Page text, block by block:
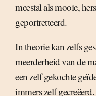
meestal als mooie,
geportretteerd.
In theorie kan zelfs
meerderheid van de
een zelf gekochte
immers zelf